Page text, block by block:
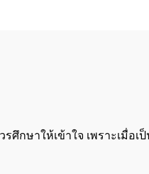
ษาให้เข้าใจ เพราะเมื่อเ